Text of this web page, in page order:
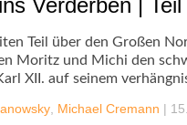
Verderben | Teil
Teil über den Großen
Moritz und Michi den
XII. auf seinem
Michael Cremann |